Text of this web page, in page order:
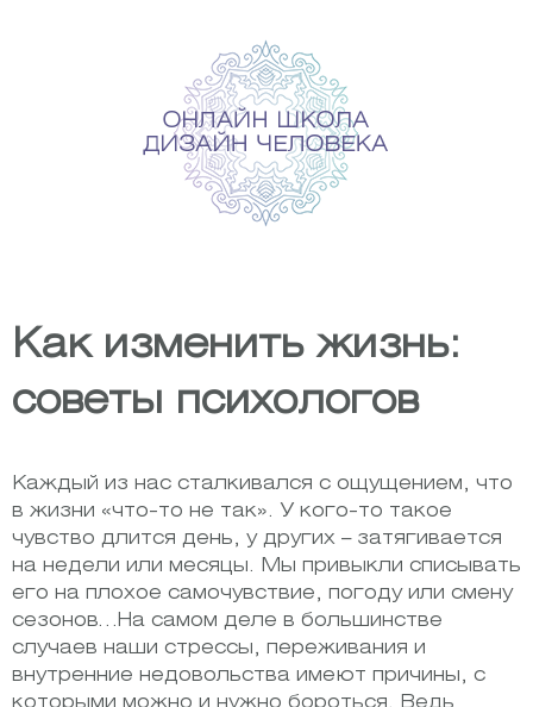
Как изменить жизнь:
советы психологов
Каждый из нас сталкивался с ощущением, что
в жизни «что-то не так». У кого-то такое
чувство длится день, у других – затягивается
на недели или месяцы. Мы привыкли списывать
его на плохое самочувствие, погоду или смену
сезонов…На самом деле в большинстве
случаев наши стрессы, переживания и
внутренние недовольства имеют причины, с
которыми можно и нужно бороться. Ведь